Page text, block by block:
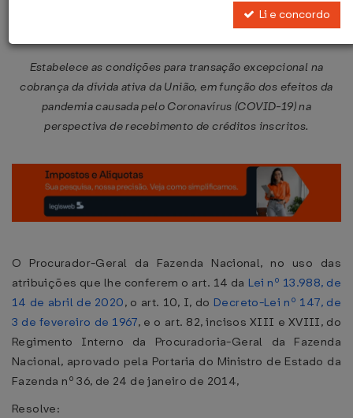
Estabelece as condições para transação excepcional na
cobrança da dívida ativa da União, em função dos efeitos da
pandemia causada pelo Coronavírus (COVID-19) na
perspectiva de recebimento de créditos inscritos.
O Procurador-Geral da Fazenda Nacional, no uso das
atribuições que lhe conferem o art. 14 da Lei nº 13.988, de
14 de abril de 2020, o art. 10, I, do Decreto-Lei nº 147, de
3 de fevereiro de 1967, e o art. 82, incisos XIII e XVIII, do
Regimento Interno da Procuradoria-Geral da Fazenda
Nacional, aprovado pela Portaria do Ministro de Estado da
Fazenda nº 36, de 24 de janeiro de 2014,
Resolve:
Li e concordo